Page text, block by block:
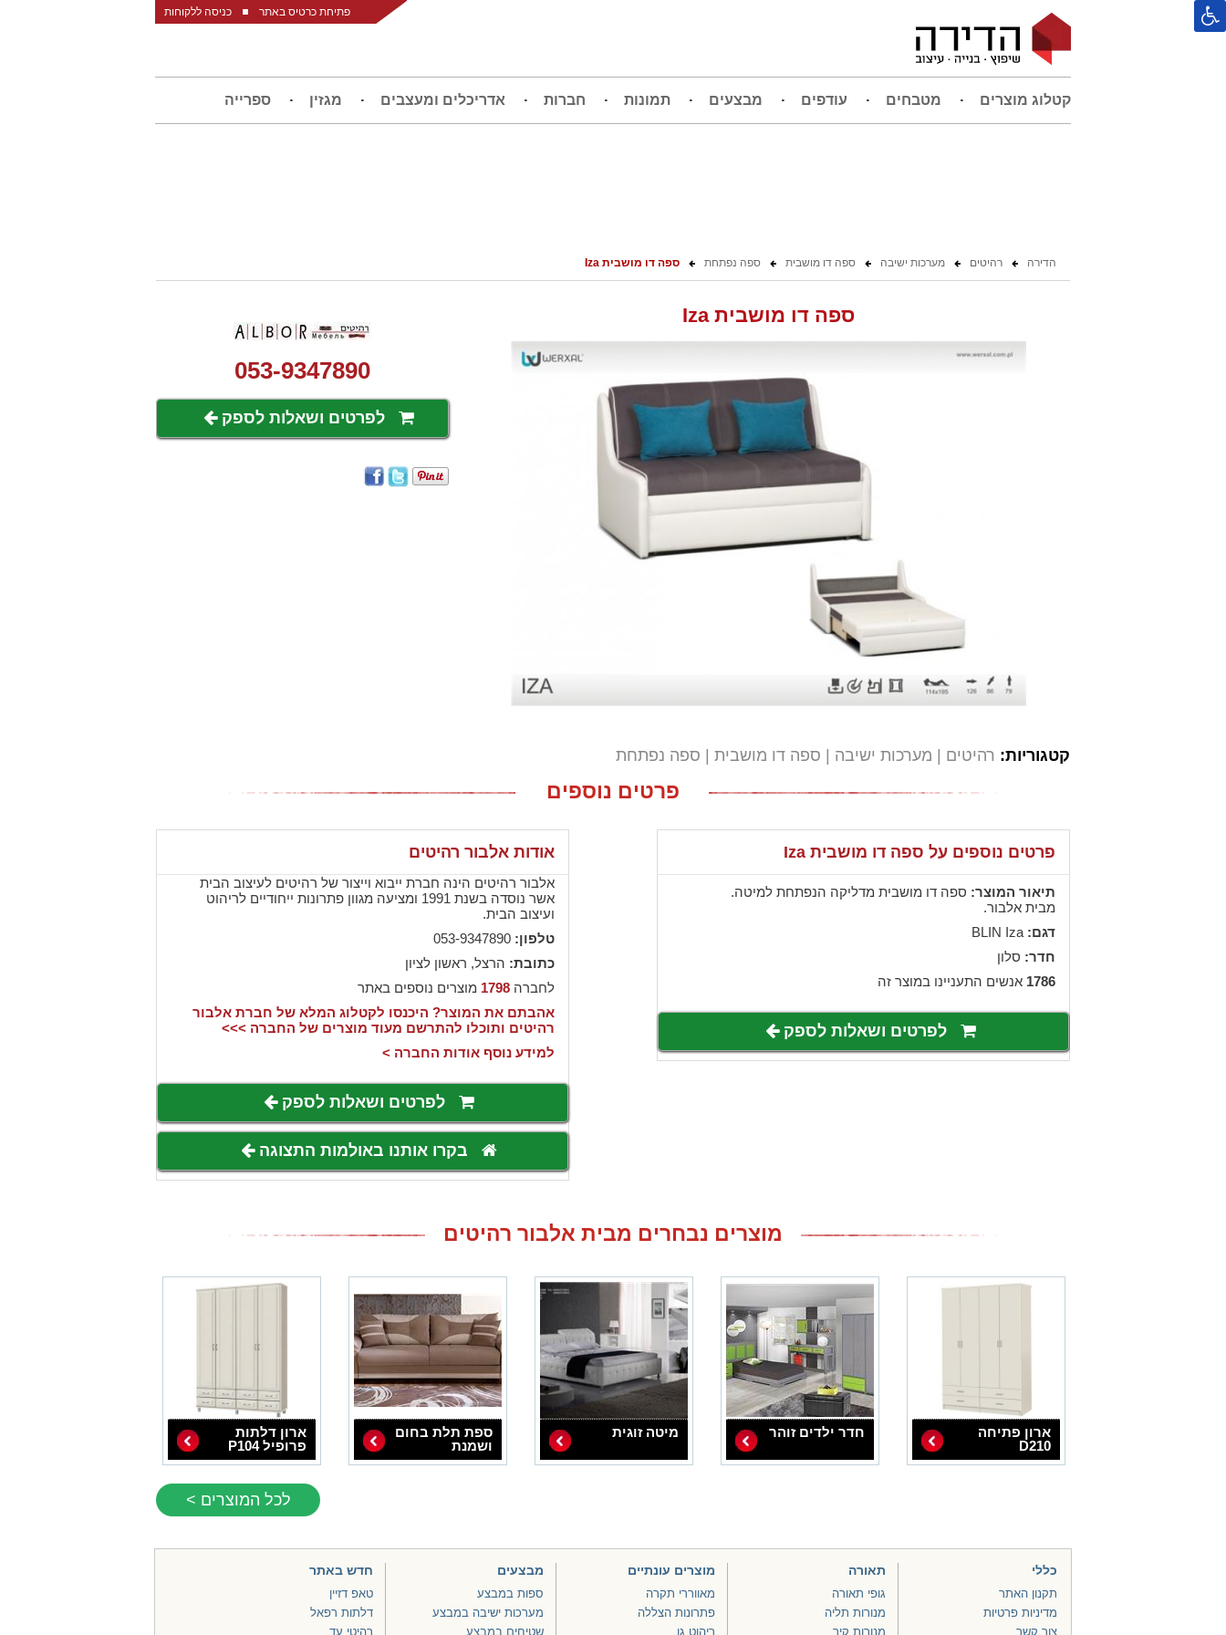
פתיחת כרטיס באתר כניסה ללקוחות
קטלוג מוצרים מטבחים עודפים מבצעים תמונות חברות אדריכלים ומעצבים מגזין ספרייה
הדירה רהיטים מערכות ישיבה ספה דו מושבית ספה נפתחת ספה דו מושבית Iza
ספה דו מושבית Iza
053-9347890
לפרטים ושאלות לספק
קטגוריות: רהיטים מערכות ישיבה ספה דו מושבית ספה נפתחת
פרטים נוספים
פרטים נוספים על ספה דו מושבית Iza
תיאור המוצר: ספה דו מושבית מדליקה הנפתחת למיטה.
מבית אלבור.
דגם: BLIN Iza
חדר: סלון
1786 אנשים התעניינו במוצר זה
לפרטים ושאלות לספק
אודות אלבור רהיטים
אלבור רהיטים הינה חברת ייבוא וייצור של רהיטים לעיצוב הבית
אשר נוסדה בשנת 1991 ומציעה מגוון פתרונות ייחודיים לריהוט
ועיצוב הבית.
טלפון:053-9347890
כתובת: הרצל, ראשון לציון
לחברה1798 מוצרים נוספים באתר
אהבתם את המוצר? היכנסו לקטלוג המלא של חברת אלבור
רהיטים ותוכלו להתרשם מעוד מוצרים של החברה >>>
למידע נוסף אודות החברה >
לפרטים ושאלות לספק
בקרו אותנו באולמות התצוגה
מוצרים נבחרים מבית אלבור רהיטים
ארון פתיחה
D210
חדר ילדים זוהר מיטה זוגית
ספת תלת בחום
ושמנת
ארון דלתות
פרופיל P104
לכל המוצרים >
כללי
תקנון האתר
מדיניות פרטיות
צור קשר
תאורה
גופי תאורה
מנורות תליה
מנורות קיר
מוצרים עונתיים
מאווררי תקרה
פתרונות הצללה
ריהוט גן
מבצעים
ספות במבצע
מערכות ישיבה במבצע
שטיחים במבצע
חדש באתר
טאפ דזיין
דלתות רפאל
רהיטי עד